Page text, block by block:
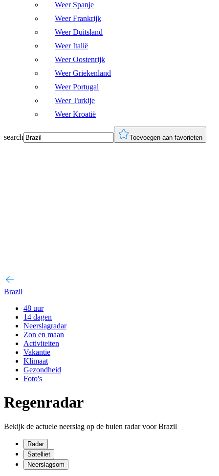
Weer Spanje
Weer Frankrijk
Weer Duitsland
Weer Italië
Weer Oostenrijk
Weer Griekenland
Weer Portugal
Weer Turkije
Weer Kroatië
search Toevoegen aan favorieten
Brazil
48 uur
14 dagen
Neerslagradar
Zon en maan
Activiteiten
Vakantie
Klimaat
Gezondheid
Foto's
Regenradar
Bekijk de actuele neerslag op de buien radar voor Brazil
Radar
Satelliet
Neerslagsom